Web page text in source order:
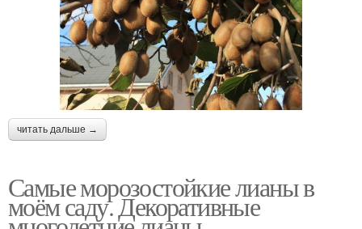
читать дальше →
Самые морозостойкие лианы в
моём саду. Декоративные